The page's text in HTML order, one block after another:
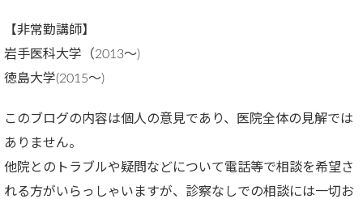
【非常勤講師】
岩手医科大学（2013～)
徳島大学(2015～)
このブログの内容は個人の意見であり、医院全体の見解では
ありません。
他院とのトラブルや疑問などについて電話等で相談を希望さ
れる方がいらっしゃいますが、診察なしでの相談には一切お